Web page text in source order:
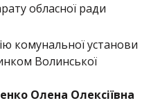
обласної ради
комунальної установи
Волинської
Олена Олексіївна